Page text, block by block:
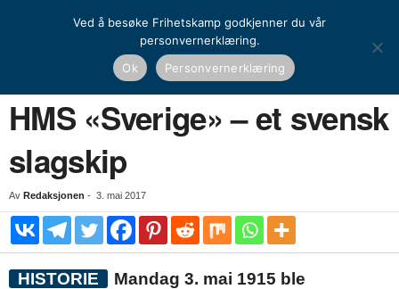
Dagens historiske HMS «Sverige» – et svensk slagskip
DAGENS HISTORISKE NORDISK HISTORIE
HMS «Sverige» – et svensk
slagskip
Av Redaksjonen - 3. mai 2017
HISTORIE
Mandag 3. mai 1915 ble
Ved å besøke Frihetskamp godkjenner du vår
personvernerklæring.
Ok
Personvernerklæring